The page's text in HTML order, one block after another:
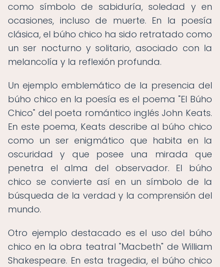
como símbolo de sabiduría, soledad y en
ocasiones, incluso de muerte. En la poesía
clásica, el búho chico ha sido retratado como
un ser nocturno y solitario, asociado con la
melancolía y la reflexión profunda.
Un ejemplo emblemático de la presencia del
búho chico en la poesía es el poema "El Búho
Chico" del poeta romántico inglés John Keats.
En este poema, Keats describe al búho chico
como un ser enigmático que habita en la
oscuridad y que posee una mirada que
penetra el alma del observador. El búho
chico se convierte así en un símbolo de la
búsqueda de la verdad y la comprensión del
mundo.
Otro ejemplo destacado es el uso del búho
chico en la obra teatral "Macbeth" de William
Shakespeare. En esta tragedia, el búho chico